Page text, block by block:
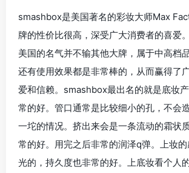
smashbox是美国著名的彩妆大师Max
牌的性价比很高，深受广大消费者的喜爱
美国的名气并不输其他大牌，属于中高档
还有使用效果都是非常棒的，从而赢得了
爱和信赖。smashbox最出名的就是底妆
常的好。管口通常是比较细小的孔，不会
一坨的情况。挤出来会是一条流动的霜状
常的好。用完之后非常的润泽q弹。上妆
光的，持久度也非常的好。上底妆看个人